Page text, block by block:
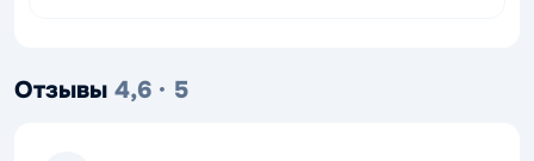
Отзывы 4,6 · 5